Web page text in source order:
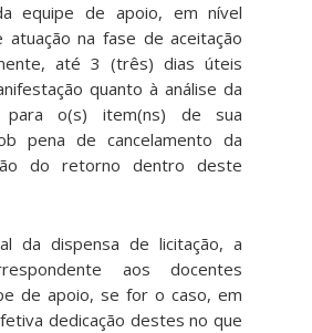
equipe de apoio, em nível
na fase de aceitação
até 3 (três) dias úteis
quanto à análise da
para o(s) item(ns) de sua
pena de cancelamento da
do retorno dentro deste
da dispensa de licitação, a
aos docentes
de apoio, se for o caso, em
dedicação destes no que